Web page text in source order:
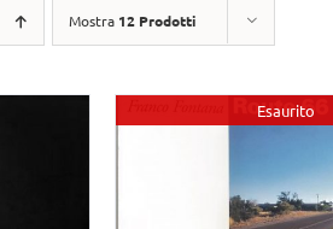
Mostra 12 Prodotti
Esaurito